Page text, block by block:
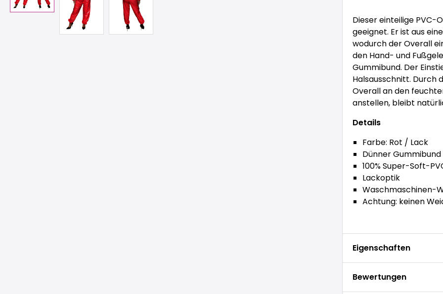
Dieser einteilige PVC-
geeignet. Er ist aus
wodurch der Overall
den Hand- und
Gummibund. Der
Halsausschnitt. Durch
Overall an den
anstellen, bleibt
Details
Farbe: Rot / Lack
Dünner
100% Super-Soft-
Lackoptik
Waschmaschinen-
Achtung: keinen
Eigenschaften
Bewertungen